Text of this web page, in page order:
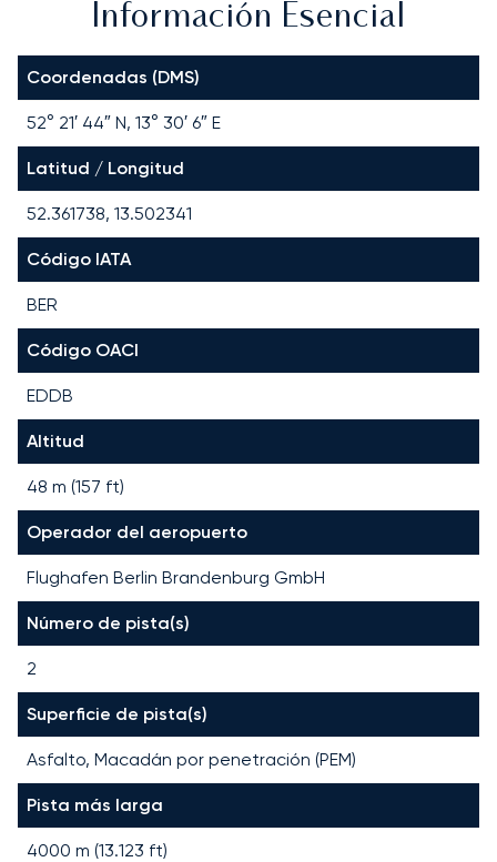
Información Esencial
Coordenadas (DMS)
52° 21′ 44″ N, 13° 30′ 6″ E
Latitud / Longitud
52.361738, 13.502341
Código IATA
BER
Código OACI
EDDB
Altitud
48 m (157 ft)
Operador del aeropuerto
Flughafen Berlin Brandenburg GmbH
Número de pista(s)
2
Superficie de pista(s)
Asfalto, Macadán por penetración (PEM)
Pista más larga
4000 m (13.123 ft)